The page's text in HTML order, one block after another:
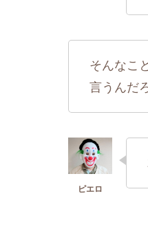
そんなこ
言うんだ